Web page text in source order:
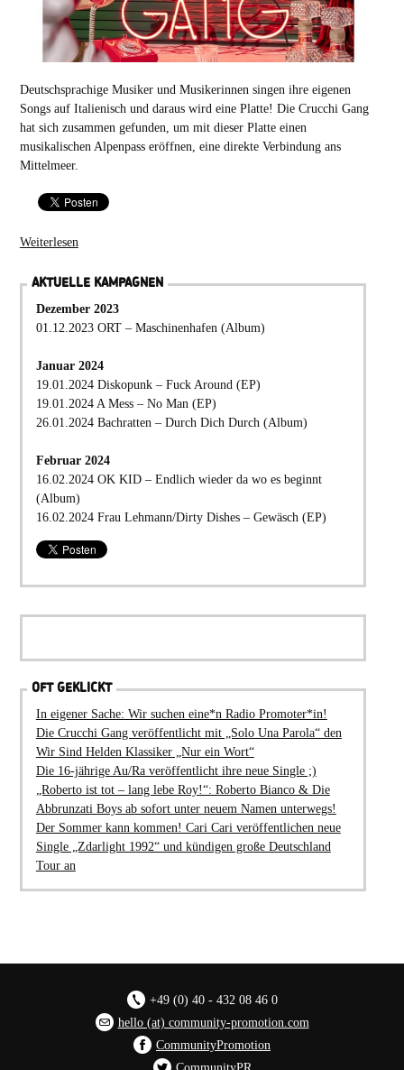
Deutschsprachige Musiker und Musikerinnen singen ihre eigenen
Songs auf Italienisch und daraus wird eine Platte! Die Crucchi Gang
hat sich zusammen gefunden, um mit dieser Platte einen
musikalischen Alpenpass eröffnen, eine direkte Verbindung ans
Mittelmeer.
Weiterlesen
AKTUELLE KAMPAGNEN
Dezember 2023
01.12.2023 ORT – Maschinenhafen (Album)
Januar 2024
19.01.2024 Diskopunk – Fuck Around (EP)
19.01.2024 A Mess – No Man (EP)
26.01.2024 Bachratten – Durch Dich Durch (Album)
Februar 2024
16.02.2024 OK KID – Endlich wieder da wo es beginnt
(Album)
16.02.2024 Frau Lehmann/Dirty Dishes – Gewäsch (EP)
OFT GEKLICKT
In eigener Sache: Wir suchen eine*n Radio Promoter*in!
Die Crucchi Gang veröffentlicht mit „Solo Una Parola“ den
Wir Sind Helden Klassiker „Nur ein Wort“
Die 16-jährige Au/Ra veröffentlicht ihre neue Single ;)
„Roberto ist tot – lang lebe Roy!“: Roberto Bianco & Die
Abbrunzati Boys ab sofort unter neuem Namen unterwegs!
Der Sommer kann kommen! Cari Cari veröffentlichen neue
Single „Zdarlight 1992“ und kündigen große Deutschland
Tour an
+49 (0) 40 - 432 08 46 0
hello (at) community-promotion.com
CommunityPromotion